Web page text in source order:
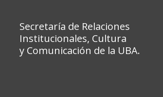
Secretaría de Relaciones
Institucionales, Cultura
y Comunicación de la UBA.